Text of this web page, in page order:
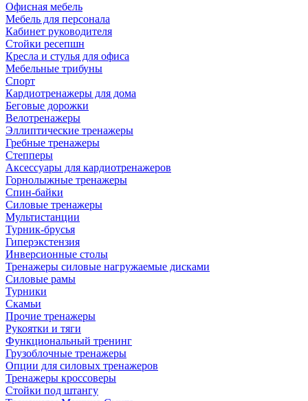
Офисная мебель
Мебель для персонала
Кабинет руководителя
Стойки ресепшн
Кресла и стулья для офиса
Мебельные трибуны
Спорт
Кардиотренажеры для дома
Беговые дорожки
Велотренажеры
Эллиптические тренажеры
Гребные тренажеры
Степперы
Аксессуары для кардиотренажеров
Горнолыжные тренажеры
Спин-байки
Силовые тренажеры
Мультистанции
Турник-брусья
Гиперэкстензия
Инверсионные столы
Тренажеры силовые нагружаемые дисками
Силовые рамы
Турники
Скамьи
Прочие тренажеры
Рукоятки и тяги
Функциональный тренинг
Грузоблочные тренажеры
Опции для силовых тренажеров
Тренажеры кроссоверы
Стойки под штангу